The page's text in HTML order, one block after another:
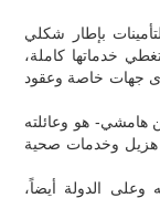
بإطار شكلي
خدماتها كاملة،
جهات خاصة وعقود
هامشي- هو وعائلته
وخدمات صحية
الدولة أيضاً،